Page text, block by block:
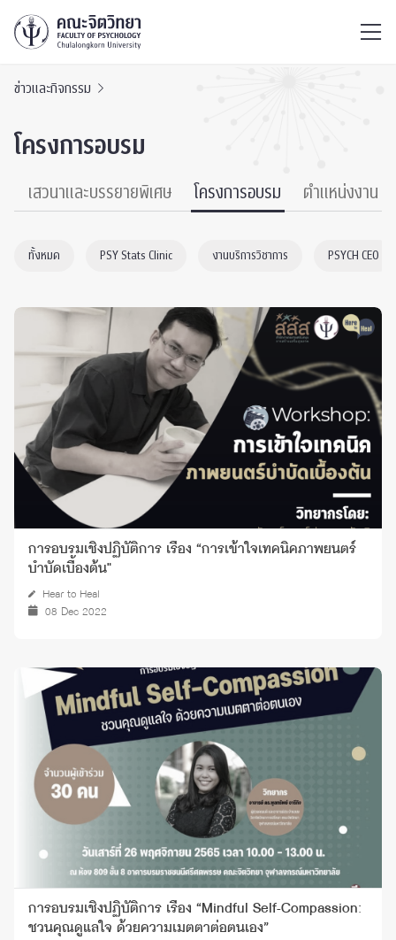
ข่าวและกิจกรรม
โครงการอบรม
เสวนาและบรรยายพิเศษ โครงการอบรม ตำแหน่งงาน
ทั้งหมด PSY Stats Clinic งานบริการวิชาการ PSYCH CEO
การอบรมเชิงปฏิบัติการ เรื่อง “การเข้าใจเทคนิคภาพยนตร์
บำบัดเบื้องต้น"
Hear to Heal
08 Dec 2022
การอบรมเชิงปฏิบัติการ เรื่อง “Mindful Self-Compassion:
ชวนคุณดูแลใจ ด้วยความเมตตาต่อตนเอง”